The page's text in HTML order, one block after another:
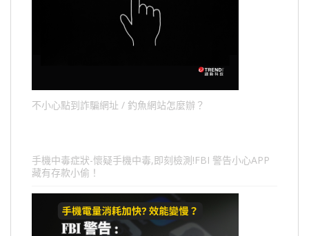
不小心點到詐騙網址 / 釣魚網站怎麼辦？
手機中毒症狀-懷疑手機中毒,即刻檢測!FBI 警告小心APP
藏有存款小偷！